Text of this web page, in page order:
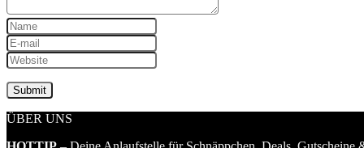
ÜBER UNS